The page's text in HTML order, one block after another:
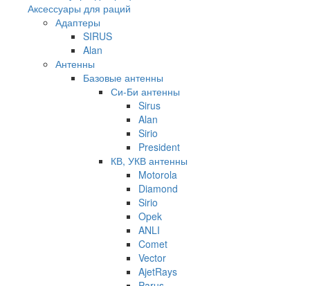
Аксессуары для раций
Адаптеры
SIRUS
Alan
Антенны
Базовые антенны
Си-Би антенны
Sirus
Alan
Sirio
President
КВ, УКВ антенны
Motorola
Diamond
Sirio
Opek
ANLI
Comet
Vector
AjetRays